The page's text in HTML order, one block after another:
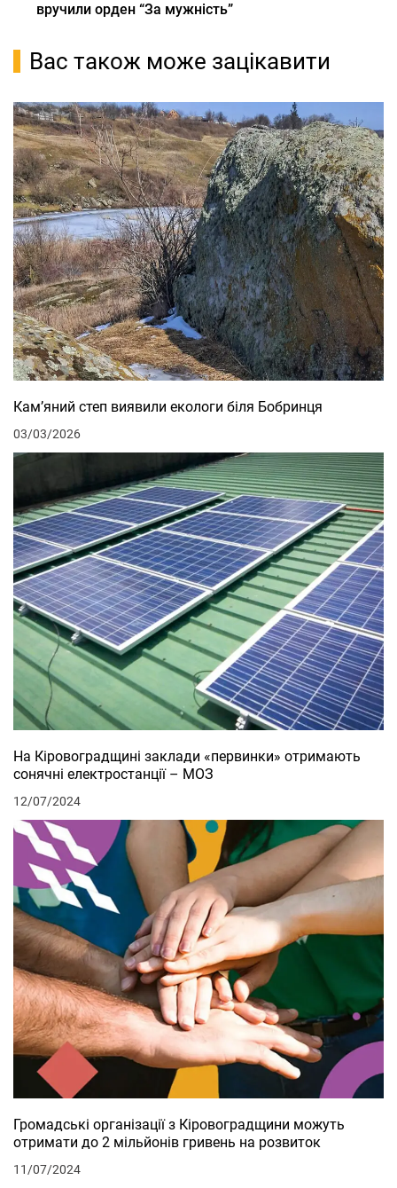
вручили орден “За мужність”
Вас також може зацікавити
Кам’яний степ виявили екологи біля Бобринця
03/03/2026
На Кіровоградщині заклади «первинки» отримають
сонячні електростанції – МОЗ
12/07/2024
Громадські організації з Кіровоградщини можуть
отримати до 2 мільйонів гривень на розвиток
11/07/2024